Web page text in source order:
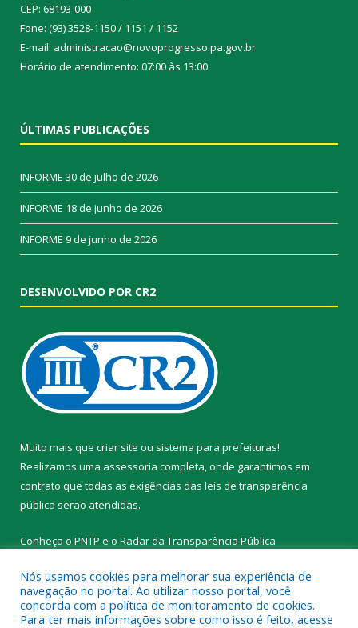
CEP: 68193-000
Fone: (93) 3528-1150 / 1151 / 1152
E-mail: administracao@novoprogresso.pa.gov.br
Horário de atendimento: 07:00 às 13:00
ÚLTIMAS PUBLICAÇÕES
INFORME 30 de julho de 2026
INFORME 18 de junho de 2026
INFORME 9 de junho de 2026
DESENVOLVIDO POR CR2
Muito mais que criar site ou sistema para prefeituras!
Realizamos uma assessoria completa, onde garantimos em
contrato que todas as exigências das leis de transparência
pública serão atendidas.
Conheça o PNTP e o Radar da Transparência Pública
Todos os direitos reservados a Prefeitura Municipal de Novo
Nós usamos cookies para melhorar sua experiência de
navegação no portal. Ao utilizar nosso portal, você
concorda com a política de monitoramento de cookies.
Para ter mais informações sobre como isso é feito, acesse